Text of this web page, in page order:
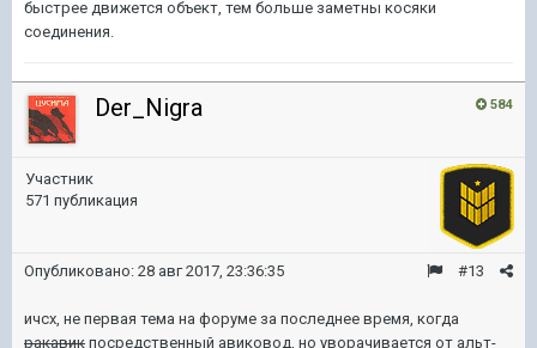
быстрее движется объект, тем больше заметны косяки
соединения.
584
Der_Nigra
Участник
571 публикация
#13
Опубликовано: 28 авг 2017, 23:36:35
ичсх, не первая тема на форуме за последнее время, когда
ракавик посредственный авиковод, но уворачивается от альт-